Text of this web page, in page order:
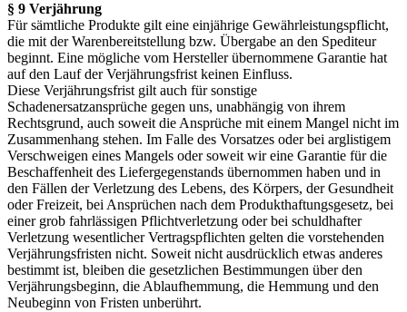
§ 9 Verjährung
Für sämtliche Produkte gilt eine einjährige Gewährleistungspflicht,
die mit der Warenbereitstellung bzw. Übergabe an den Spediteur
beginnt. Eine mögliche vom Hersteller übernommene Garantie hat
auf den Lauf der Verjährungsfrist keinen Einfluss.
Diese Verjährungsfrist gilt auch für sonstige
Schadenersatzansprüche gegen uns, unabhängig von ihrem
Rechtsgrund, auch soweit die Ansprüche mit einem Mangel nicht im
Zusammenhang stehen. Im Falle des Vorsatzes oder bei arglistigem
Verschweigen eines Mangels oder soweit wir eine Garantie für die
Beschaffenheit des Liefergegenstands übernommen haben und in
den Fällen der Verletzung des Lebens, des Körpers, der Gesundheit
oder Freizeit, bei Ansprüchen nach dem Produkthaftungsgesetz, bei
einer grob fahrlässigen Pflichtverletzung oder bei schuldhafter
Verletzung wesentlicher Vertragspflichten gelten die vorstehenden
Verjährungsfristen nicht. Soweit nicht ausdrücklich etwas anderes
bestimmt ist, bleiben die gesetzlichen Bestimmungen über den
Verjährungsbeginn, die Ablaufhemmung, die Hemmung und den
Neubeginn von Fristen unberührt.